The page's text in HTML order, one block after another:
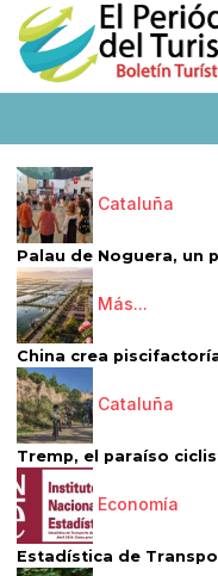
Cataluña
Palau de Noguera, un
Más...
China crea
Cataluña
Tremp, el paraíso
Economía
Estadística de